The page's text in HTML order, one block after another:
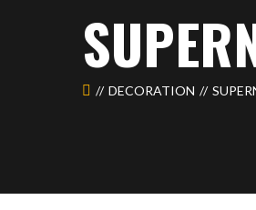
DECORATION